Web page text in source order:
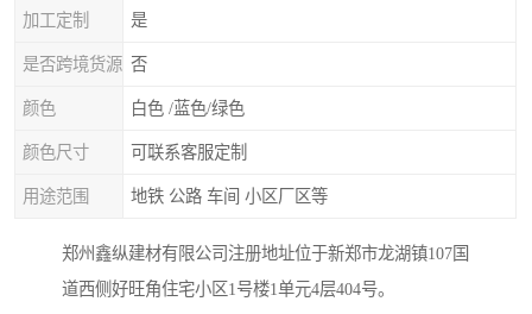
加工定制 是
是否跨境货源 否
颜色 白色 /蓝色/绿色
颜色尺寸 可联系客服定制
用途范围 地铁 公路 车间 小区厂区等
郑州鑫纵建材有限公司注册地址位于新郑市龙湖镇107国
道西侧好旺角住宅小区1号楼1单元4层404号。